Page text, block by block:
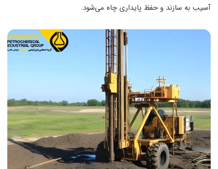
آسیب به سازند و حفظ پایداری چاه می‌شود.